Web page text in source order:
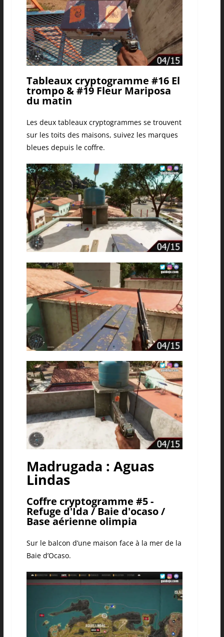
Tableaux cryptogramme #16 El
trompo & #19 Fleur Mariposa
du matin
Les deux tableaux cryptogrammes se trouvent
sur les toits des maisons, suivez les marques
bleues depuis le coffre.
Madrugada : Aguas
Lindas
Coffre cryptogramme #5 -
Refuge d'Ida / Baie d'ocaso /
Base aérienne olimpia
Sur le balcon d’une maison face à la mer de la
Baie d’Ocaso.